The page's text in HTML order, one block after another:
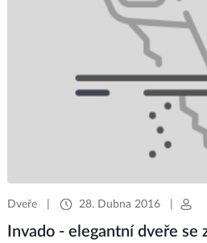
Dveře| 28. Dubna 2016|
Invado - elegantní dveře se